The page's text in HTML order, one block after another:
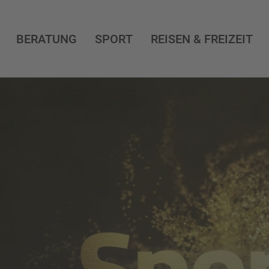
BERATUNG SPORT REISEN & FREIZEIT